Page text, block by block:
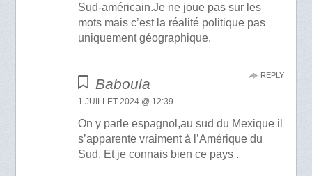
Sud-américain.Je ne joue pas sur les
mots mais c’est la réalité politique pas
uniquement géographique.
Baboula
1 JUILLET 2024 @ 12:39
On y parle espagnol,au sud du Mexique il
s’apparente vraiment à l’Amérique du
Sud. Et je connais bien ce pays .
REPLY